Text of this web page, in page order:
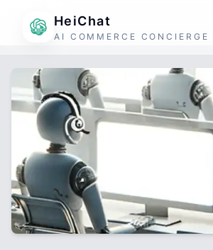
HeiChat
AI COMMERCE CONCIERGE